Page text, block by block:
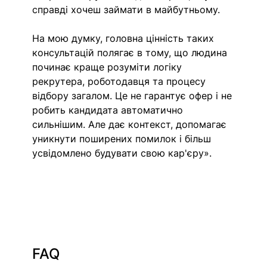
справді хочеш займати в майбутньому.
На мою думку, головна цінність таких
консультацій полягає в тому, що людина
починає краще розуміти логіку
рекрутера, роботодавця та процесу
відбору загалом. Це не гарантує офер і не
робить кандидата автоматично
сильнішим. Але дає контекст, допомагає
уникнути поширених помилок і більш
усвідомлено будувати свою кар'єру».
FAQ